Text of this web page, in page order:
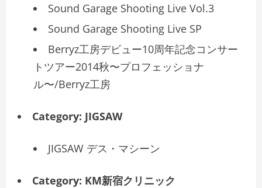
Sound Garage Shooting Live Vol.3
Sound Garage Shooting Live SP
Berryz工房デビュー10周年記念コンサー
トツアー2014秋〜プロフェッショナ
ル〜/Berryz工房
Category: JIGSAW
JIGSAW デス・マシーン
Category: KM新宿クリニック